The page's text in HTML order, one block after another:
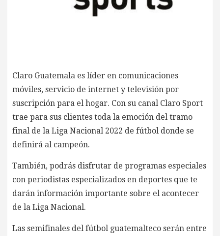
Claro Guatemala es líder en comunicaciones
móviles, servicio de internet y televisión por
suscripción para el hogar. Con su canal Claro Sport
trae para sus clientes toda la emoción del tramo
final de la Liga Nacional 2022 de fútbol donde se
definirá al campeón.
También, podrás disfrutar de programas especiales
con periodistas especializados en deportes que te
darán información importante sobre el acontecer
de la Liga Nacional.
Las semifinales del fútbol guatemalteco serán entre